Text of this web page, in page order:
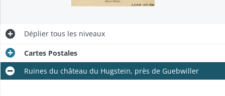
Déplier tous les niveaux
Cartes Postales
Ruines du château du Hugstein, près de Guebwiller